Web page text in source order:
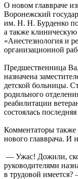
О новом главвраче
Воронежский
им. Н. Н. Бурденко по
а также
«Анестезиология и
организационной
Предшественница
назначена
детской больницы.
родильного
реабилитации
состоялась
Комментаторы также
нового главврача. И
— Ужас! Дожили,
руководителями
в трудовой имеется?